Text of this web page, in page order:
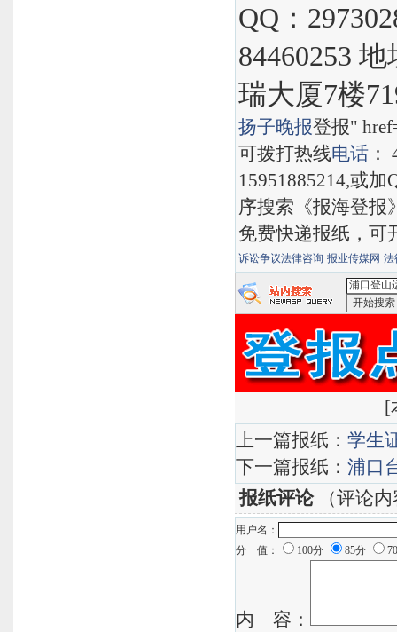
QQ：
84460253
瑞大厦7楼
扬子晚报登报"
可拨打热线电话
15951885214,或
序搜索《报海登报
免费快递报纸，可
诉讼争议法律咨询 报业传媒网 法
[
上一篇报纸： 学生
下一篇报纸： 浦口
报纸评论（评论内
用户名：
分 值：
100分 85分
内 容：